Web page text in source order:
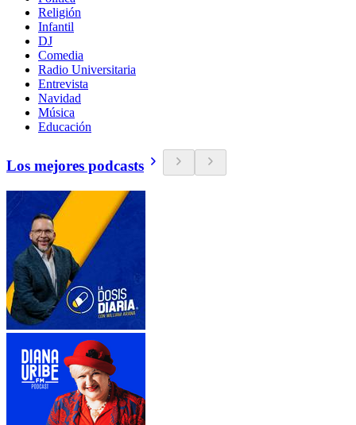
Religión
Infantil
DJ
Comedia
Radio Universitaria
Entrevista
Navidad
Música
Educación
Los mejores podcasts